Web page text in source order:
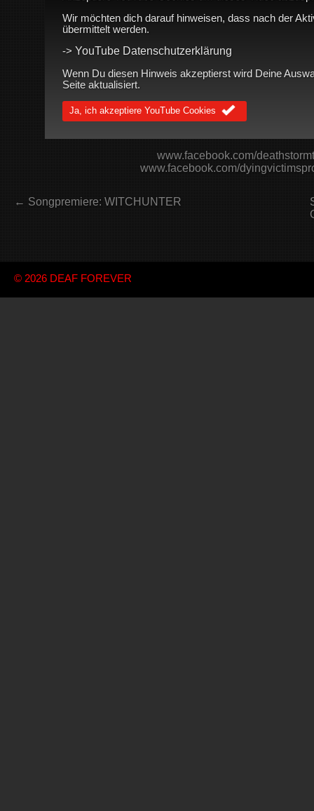
Wir möchten dich darauf hinweisen, dass nach der
übermittelt werden.
-> YouTube Datenschutzerklärung
Wenn Du diesen Hinweis akzeptierst wird Deine
Seite aktualisiert.
Ja, ich akzeptiere YouTube Cookies
www.facebook.com/
www.facebook.com/
← Songpremiere: WITCHUNTER
© 2026 DEAF FOREVER